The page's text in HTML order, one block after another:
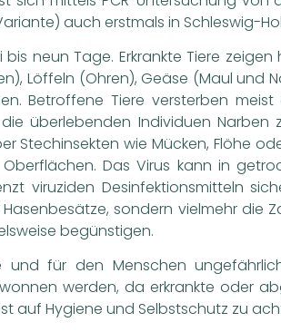
auch erstmals in Schleswig-
neun Tage. Erkrankte Tiere
Löffeln (Ohren), Geäse (Maul und
Betroffene Tiere versterben
überlebenden Individuen
Stechinsekten wie Mücken, Flöhe
Das Virus kann in
viruziden Desinfektionsmitteln
sondern vielmehr die
begünstigen.
und für den Menschen
werden, da erkrankte oder
auf Hygiene und Selbstschutz zu